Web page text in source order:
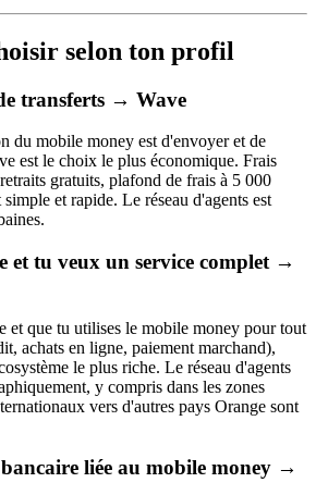
selon ton profil
transferts → Wave
du mobile money est d'envoyer et de
est le choix le plus économique. Frais
gratuits, plafond de frais à 5 000
et rapide. Le réseau d'agents est
et tu veux un service complet →
et que tu utilises le mobile money pour tout
achats en ligne, paiement marchand),
le plus riche. Le réseau d'agents
y compris dans les zones
vers d'autres pays Orange sont
liée au mobile money →